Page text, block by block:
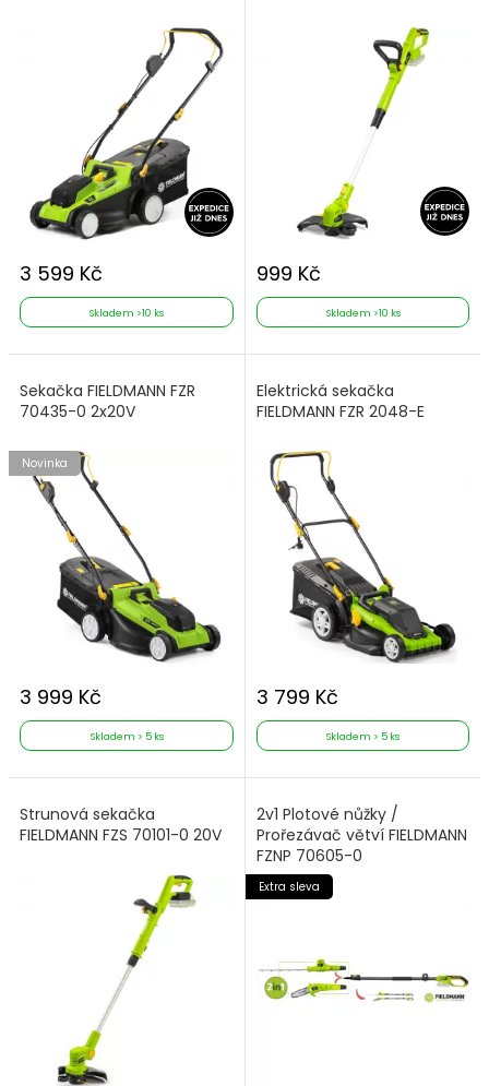
3 599 Kč
Skladem >10 ks
999 Kč
Skladem >10 ks
Sekačka FIELDMANN FZR
70435-0 2x20V
Novinka
3 999 Kč
Skladem > 5 ks
Elektrická sekačka
FIELDMANN FZR 2048-E
3 799 Kč
Skladem > 5 ks
Strunová sekačka
FIELDMANN FZS 70101-0 20V
2v1 Plotové nůžky /
Prořezávač větví FIELDMANN
FZNP 70605-0
Extra sleva